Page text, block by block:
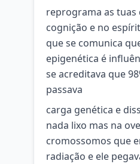
reprograma as tuas
cognição e no
que se comunica
epigenética é
se acreditava que
passava
carga genética e
nada lixo mas na
cromossomos que
radiação e ele